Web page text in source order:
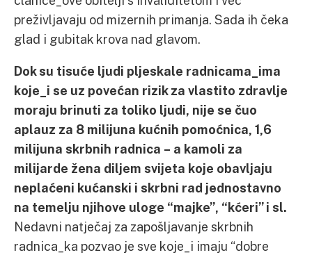
preživljavaju od mizernih primanja. Sada ih čeka
glad i gubitak krova nad glavom.
Dok su tisuće ljudi pljeskale radnicama_ima
koje_i se uz povećan rizik za vlastito zdravlje
moraju brinuti za toliko ljudi, nije se čuo
aplauz za 8 milijuna kućnih pomoćnica, 1,6
milijuna skrbnih radnica – a kamoli za
milijarde žena diljem svijeta koje obavljaju
neplaćeni kućanski i skrbni rad jednostavno
na temelju njihove uloge “majke”, “kćeri” i sl.
Nedavni natječaj za zapošljavanje skrbnih
radnica_ka pozvao je sve koje_i imaju “dobre